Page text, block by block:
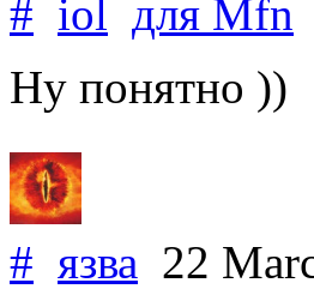
# iol для Mfn
Ну понятно ))
# язва 22